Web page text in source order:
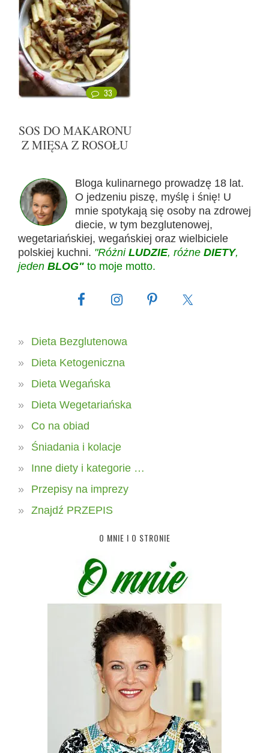
33
SOS DO MAKARONU
Z MIĘSA Z ROSOŁU
Bloga kulinarnego prowadzę 18 lat.
O jedzeniu piszę, myślę i śnię! U
mnie spotykają się osoby na zdrowej
diecie, w tym bezglutenowej,
wegetariańskiej, wegańskiej oraz wielbiciele
polskiej kuchni. "Różni LUDZIE, różne DIETY,
jeden BLOG" to moje motto.
Dieta Bezglutenowa
Dieta Ketogeniczna
Dieta Wegańska
Dieta Wegetariańska
Co na obiad
Śniadania i kolacje
Inne diety i kategorie …
Przepisy na imprezy
Znajdź PRZEPIS
O MNIE I O STRONIE